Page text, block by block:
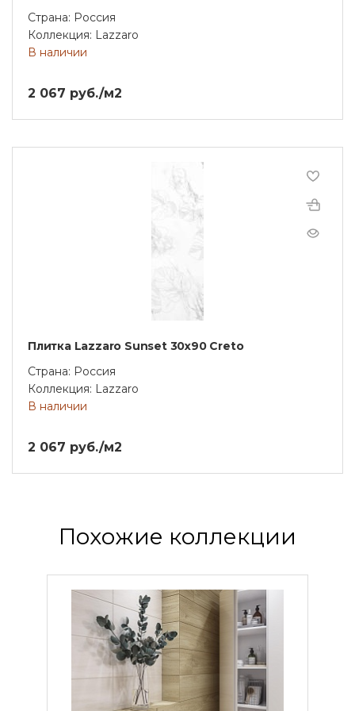
Страна: Россия
Коллекция: Lazzaro
В наличии
2 067 руб./м2
Плитка Lazzaro Sunset 30х90 Creto
Страна: Россия
Коллекция: Lazzaro
В наличии
2 067 руб./м2
Похожие коллекции